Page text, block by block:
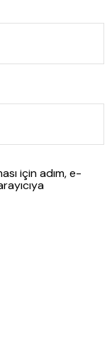
için adım, e-